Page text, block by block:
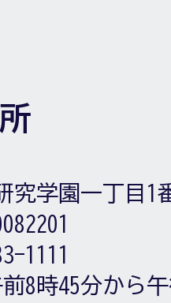
究学園一丁目1
1111
8時45分から